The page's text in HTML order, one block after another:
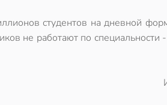
студентов на дневной
не работают по специальности